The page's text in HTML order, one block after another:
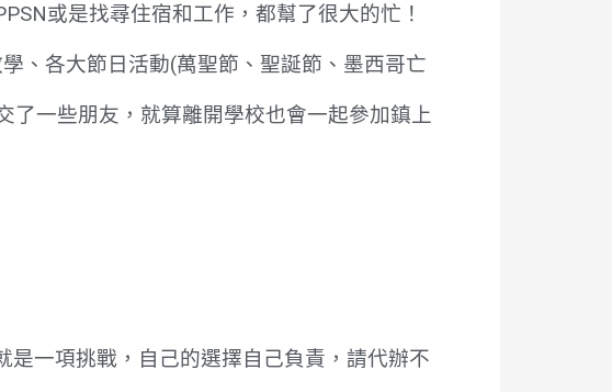
或是找尋住宿和工作，都幫了很大的忙！
、各大節日活動(萬聖節、聖誕節、墨西哥亡
一些朋友，就算離開學校也會一起參加鎮上
一項挑戰，自己的選擇自己負責，請代辦不